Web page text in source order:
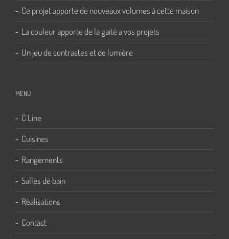
Ce projet apporte de nouveaux volumes à cette maison
La couleur apporte de la gaité a vos projets
Un jeu de contrastes et de lumière
MENU
C Line
Cuisines
Rangements
Salles de bain
Réalisations
Contact